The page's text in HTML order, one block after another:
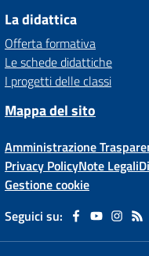
La didattica
Offerta formativa
Le schede didattiche
I progetti delle classi
Mappa del sito
Amministrazione
Privacy PolicyNote Legali
Gestione cookie
Seguici su: